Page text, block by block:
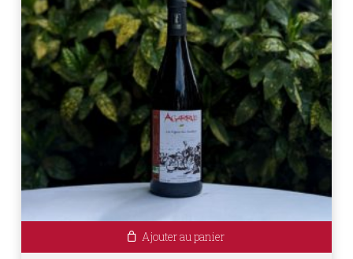
Ajouter au panier